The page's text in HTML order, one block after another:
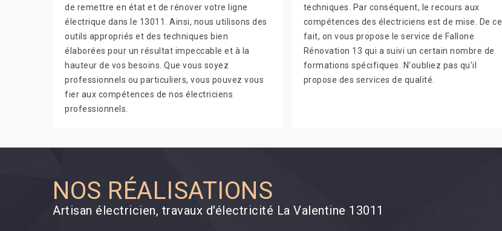
de remettre en état et de rénover votre ligne
électrique dans le 13011. Ainsi, nous utilisons des
outils appropriés et des techniques bien
élaborées pour un résultat impeccable et à la
hauteur de vos besoins. Que vous soyez
professionnels ou particuliers, vous pouvez vous
fier aux compétences de nos électriciens
professionnels.
techniques. Par conséquent, le recours aux
compétences des électriciens est de mise. De ce
fait, on vous propose le service de Fallone
Rénovation 13 qui a suivi un certain nombre de
formations spécifiques. N'oubliez pas qu'il
propose des services de qualité.
NOS RÉALISATIONS
Artisan électricien, travaux d'électricité La Valentine 13011